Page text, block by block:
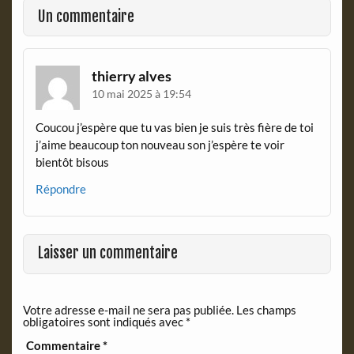
o
k
r
i
Un commentaire
thierry alves
10 mai 2025 à 19:54
Coucou j’espère que tu vas bien je suis très fière de toi
j’aime beaucoup ton nouveau son j’espère te voir
bientôt bisous
Répondre
Laisser un commentaire
Votre adresse e-mail ne sera pas publiée. Les champs
obligatoires sont indiqués avec *
Commentaire*